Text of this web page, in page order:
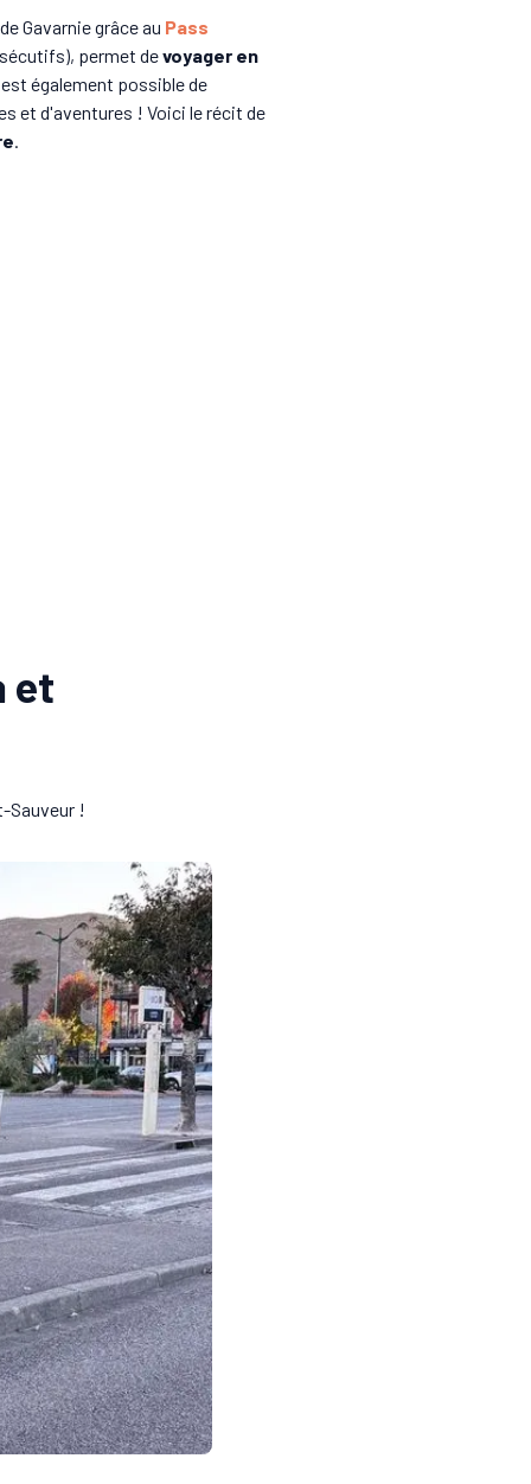
Gavarnie grâce au Pass
permet devoyager en
également possible de
et d'aventures ! Voici le récit de
.
et
Sauveur !